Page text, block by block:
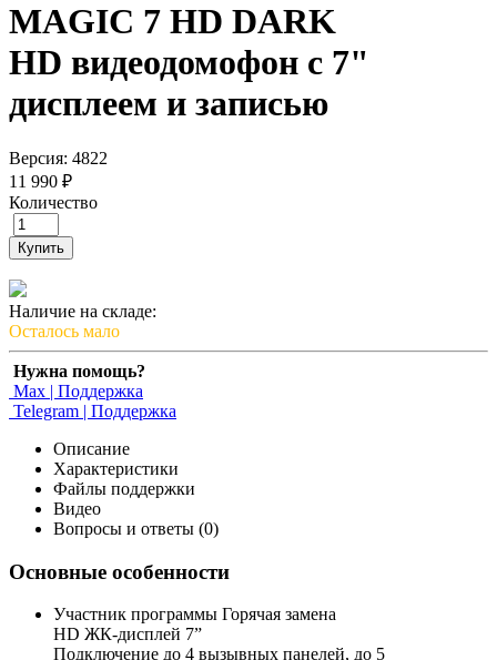
MAGIC 7 HD DARK
HD видеодомофон с 7"
дисплеем и записью
Версия: 4822
11 990 ₽
Количество
Купить
Наличие на складе:
Осталось мало
Нужна помощь?
Max | Поддержка
Telegram | Поддержка
Описание
Характеристики
Файлы поддержки
Видео
Вопросы и ответы (0)
Основные особенности
Участник программы Горячая замена
HD ЖК-дисплей 7”
Подключение до 4 вызывных панелей, до 5